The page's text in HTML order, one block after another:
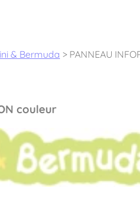
d’aires de jeux &
& Bermuda®
& Bermuda > PANNEAU
couleur